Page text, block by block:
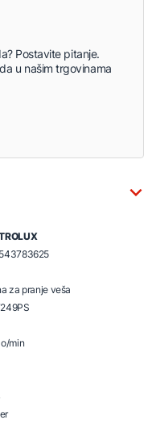
Postavite pitanje.
u našim trgovinama
za pranje veša
min